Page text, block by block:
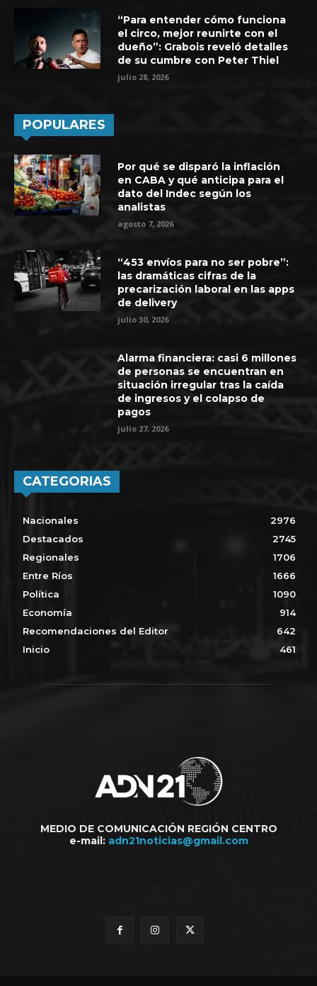
“Para entender cómo funciona
el circo, mejor reunirte con el
dueño”: Grabois reveló detalles
de su cumbre con Peter Thiel
julio 28, 2026
POPULARES
Por qué se disparó la inflación
en CABA y qué anticipa para el
dato del Indec según los
analistas
agosto 7, 2026
“453 envíos para no ser pobre”:
las dramáticas cifras de la
precarización laboral en las apps
de delivery
julio 30, 2026
Alarma financiera: casi 6 millones
de personas se encuentran en
situación irregular tras la caída
de ingresos y el colapso de
pagos
julio 27, 2026
CATEGORIAS
Nacionales
2976
Destacados
2745
Regionales
1706
Entre Ríos
1666
Política
1090
Economía
914
Recomendaciones del Editor
642
Inicio
461
MEDIO DE COMUNICACIÓN REGIÓN CENTRO
e-mail: adn21noticias@gmail.com